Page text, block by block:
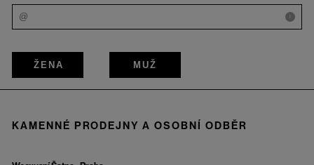
i
ŽENA MUŽ
KAMENNÉ PRODEJNY A OSOBNÍ ODBĚR